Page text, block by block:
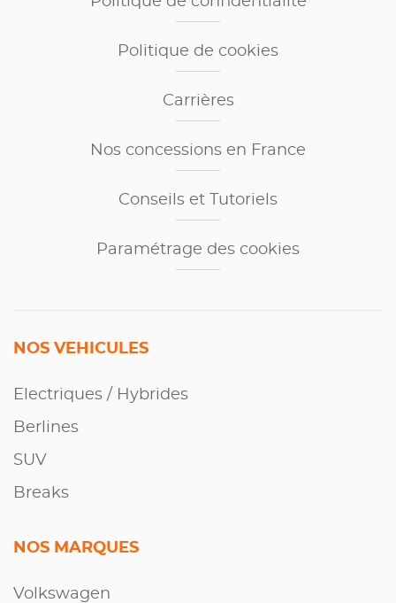
Politique de cookies
Carrières
Nos concessions en France
Conseils et Tutoriels
Paramétrage des cookies
NOS VEHICULES
Electriques / Hybrides
Berlines
SUV
Breaks
NOS MARQUES
Volkswagen